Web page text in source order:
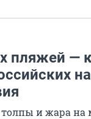
пляжей —
и жара на